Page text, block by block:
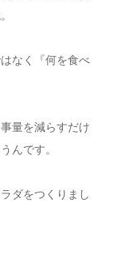
なく『何を食べ
量を減らすだけ
んです。
ダをつくりまし